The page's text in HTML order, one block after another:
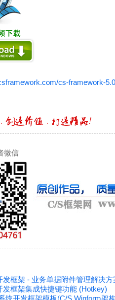
cs-framework-
微信
发框架 - 业务单据附件管理解决方
发框架集成快捷键功能 (Hotkey)